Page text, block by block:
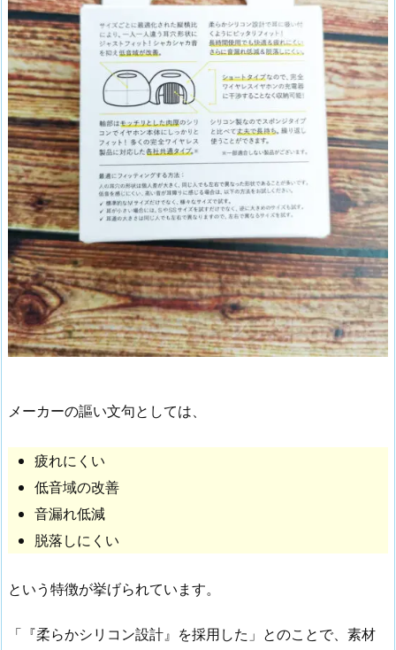
メーカーの謳い文句としては、
疲れにくい
低音域の改善
音漏れ低減
脱落しにくい
という特徴が挙げられています。
「『柔らかシリコン設計』を採用した」とのことで、素材